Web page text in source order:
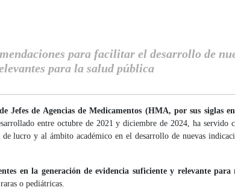
para facilitar el desarrollo de
para la salud pública
Jefes de Agencias de Medicamentos (HMA, por sus siglas
entre octubre de 2021 y diciembre de 2024, ha servido
lucro y al ámbito académico en el desarrollo de nuevas
en la generación de evidencia suficiente y relevante para
o pediátricas.